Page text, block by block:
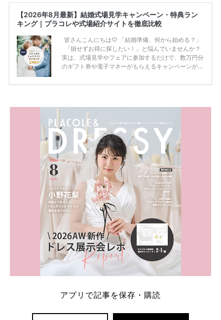
【2026年8月最新】結婚式場見学キャンペーン・特典ラン
キング｜プラコレや式場紹介サイトを徹底比較
皆さんこんにちは♡ 「結婚準備、何から始める？」
「損せずお得に探したい！」と悩んでいませんか？
実は、式場見学やフェアに参加するだけで、数万円分
のギフト券や電子マネーがもらえるキャンペーンがあ
ため、比較せずに選ぶと損をしてしまうことも……。
内容：特典金額・条件・応募方法・注意点 「どこが
一番お得？」「プラコレの特典は？」といった疑問も
解決します。 まずは診断で候補を絞れる「ウェディ
ング診断」か、体験型 […]
続きを読む
アプリで記事を保存・購読